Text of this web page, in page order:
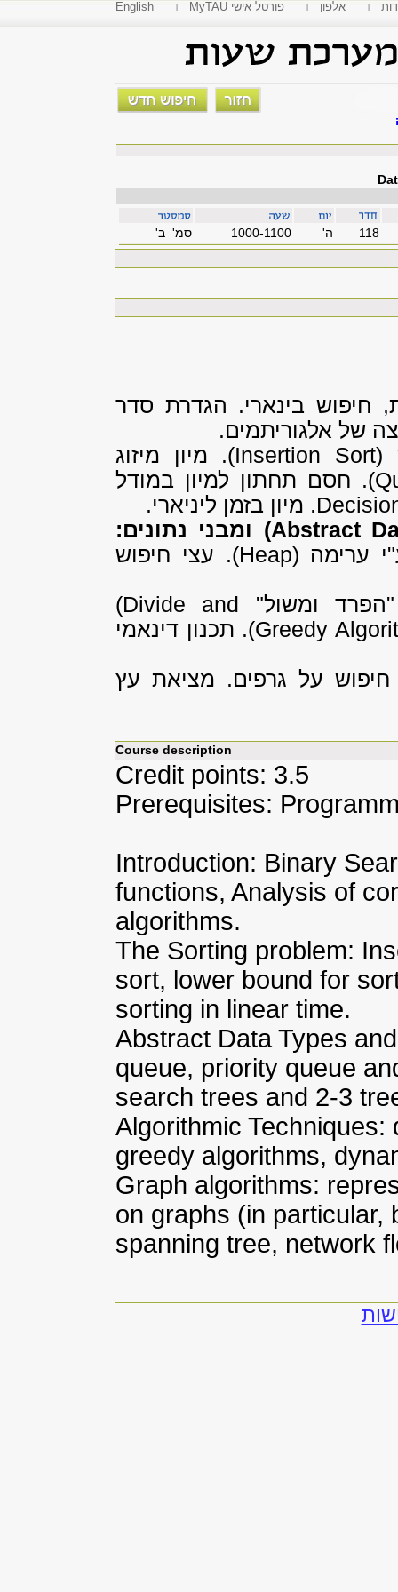
English MyTAU פורטל אישי אלפון
סמ' ב' 1000-1100 'ה 118
חיפוש בינארי. הגדרת סדר
של אלגוריתמים.
(Insertion Sort). מיון מיזוג
. חסם תחתון למיון במודל
. מיון בזמן ליניארי.
(Abstract ומבני נתונים:
ערימה (Heap). עצי חיפוש
ומשול" (Divide and
(Greedy. תכנון דינאמי
חיפוש על גרפים. מציאת עץ
Course description
Credit points: 3.5
Prerequisites:
Introduction: Binary
functions, Analysis of
algorithms.
The Sorting problem:
sort, lower bound for
sorting in linear time.
Abstract Data Types
queue, priority queue
search trees and 2-3
Algorithmic
greedy algorithms,
Graph algorithms:
on graphs (in particular,
spanning tree, network